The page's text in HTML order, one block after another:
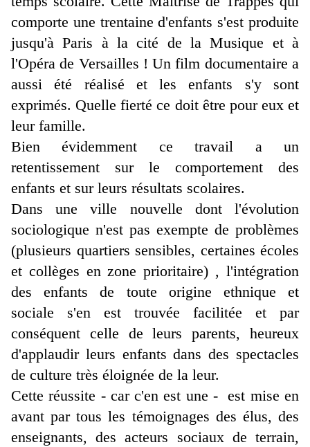
comporte une trentaine d'enfants s'est produite
jusqu'à Paris à la cité de la Musique et à
l'Opéra de Versailles ! Un film documentaire a
aussi été réalisé et les enfants s'y sont
exprimés. Quelle fierté ce doit être pour eux et
leur famille.
Bien évidemment ce travail a un
retentissement sur le comportement des
enfants et sur leurs résultats scolaires.
Dans une ville nouvelle dont l'évolution
sociologique n'est pas exempte de problèmes
(plusieurs quartiers sensibles, certaines écoles
et collèges en zone prioritaire) , l'intégration
des enfants de toute origine ethnique et
sociale s'en est trouvée facilitée et par
conséquent celle de leurs parents, heureux
d'applaudir leurs enfants dans des spectacles
de culture très éloignée de la leur.
Cette réussite - car c'en est une - est mise en
avant par tous les témoignages des élus, des
enseignants, des acteurs sociaux de terrain,